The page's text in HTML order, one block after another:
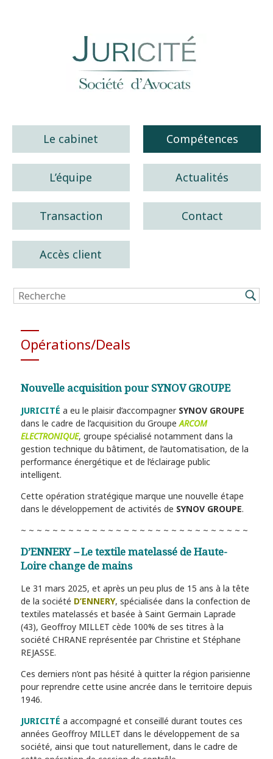
Juricité société d'avocats
Le cabinet Compétences
L’équipe Actualités
Transaction Contact
Accès client
Opérations/Deals
Nouvelle acquisition pour SYNOV GROUPE
JURICITÉ a eu le plaisir d’accompagner SYNOV GROUPE
dans le cadre de l’acquisition du GroupeARCOM
ELECTRONIQUE, groupe spécialisé notamment dans la
gestion technique du bâtiment, de l’automatisation, de la
performance énergétique et de l’éclairage public
intelligent.
Cette opération stratégique marque une nouvelle étape
dans le développement de activités de SYNOV GROUPE.
~ ~ ~ ~ ~ ~ ~ ~ ~ ~ ~ ~ ~ ~ ~ ~ ~ ~ ~ ~ ~ ~ ~ ~ ~ ~ ~ ~ ~
D’ENNERY–Le textile matelassé de Haute-
Loire change de mains
Le 31 mars 2025, et après un peu plus de 15 ans à la tête
de la société D’ENNERY, spécialisée dans la confection de
textiles matelassés et basée à Saint Germain Laprade
(43), Geoffroy MILLET cède 100% de ses titres à la
société CHRANE représentée par Christine et Stéphane
REJASSE.
Ces derniers n’ont pas hésité à quitter la région parisienne
pour reprendre cette usine ancrée dans le territoire depuis
1946.
JURICITÉ a accompagné et conseillé durant toutes ces
années Geoffroy MILLET dans le développement de sa
société, ainsi que tout naturellement, dans le cadre de